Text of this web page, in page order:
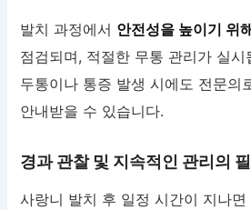
발치 과정에서 안전성을 높이기 위
점검되며, 적절한 무통 관리가 실시
두통이나 통증 발생 시에도 전문의
안내받을 수 있습니다.
경과 관찰 및 지속적인 관리의
사랑니 발치 후 일정 시간이 지나면